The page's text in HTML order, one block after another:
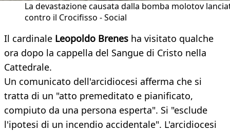
La devastazione causata dalla bomba molotov
contro il Crocifisso - Social
Il cardinale Leopoldo Brenes ha visitato qualche
ora dopo la cappella del Sangue di Cristo nella
Cattedrale.
Un comunicato dell'arcidiocesi afferma che si
tratta di un "atto premeditato e pianificato,
compiuto da una persona esperta". Si "esclude
l'ipotesi di un incendio accidentale". L'arcidiocesi